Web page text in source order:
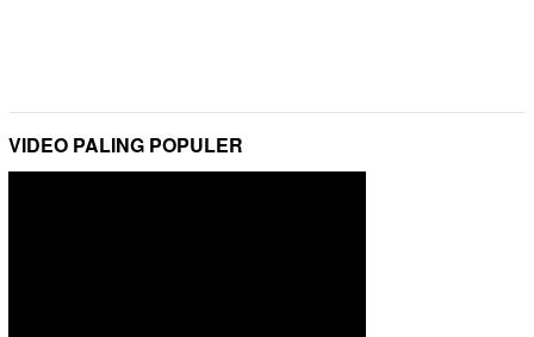
VIDEO PALING POPULER